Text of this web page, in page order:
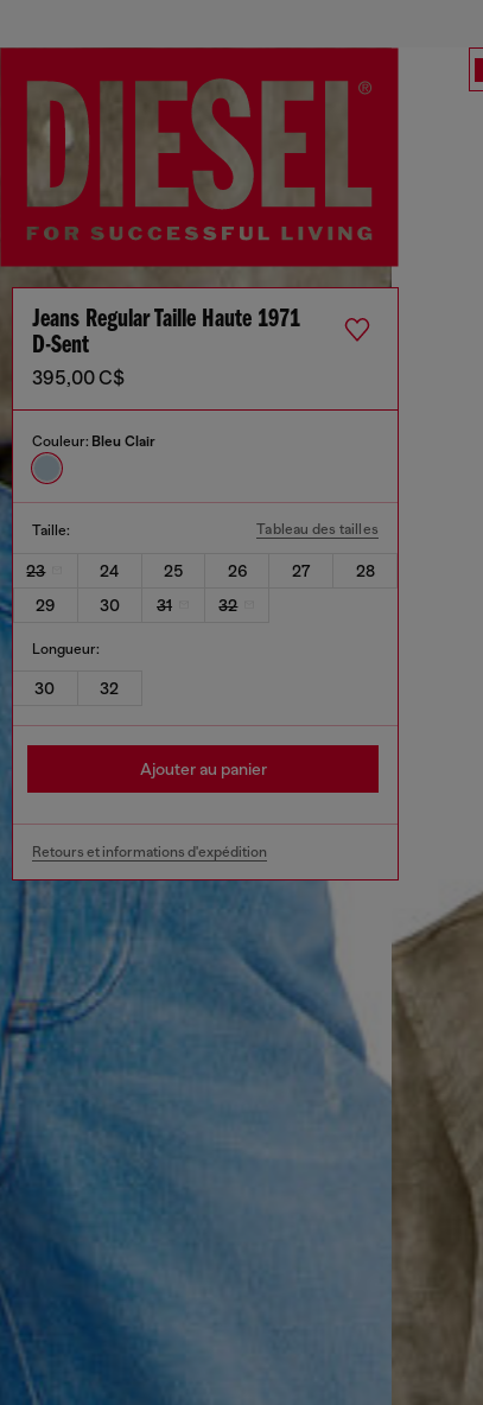
Jeans Regular Taille Haute 1971
D-Sent
395,00 C$
Couleur: Bleu Clair
Taille: Tableau des tailles
23 24 25 26 27
28
29
30 31 32
Longueur:
30 32
Ajouter au panier
Retours et informations d'expédition